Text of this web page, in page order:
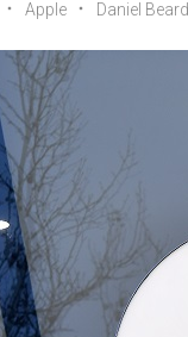
Apple Daniel Beard